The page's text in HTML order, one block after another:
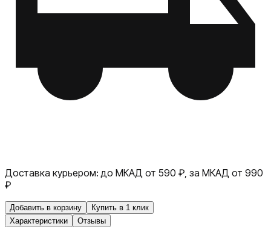
Доставка курьером: до МКАД от 590 ₽, за МКАД от 990
₽
Добавить в корзину
Купить в 1 клик
Характеристики
Отзывы